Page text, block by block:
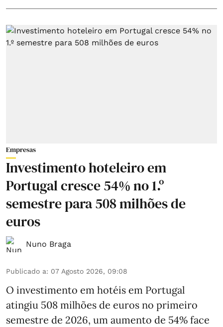
Empresas
Investimento hoteleiro em
Portugal cresce 54% no 1.º
semestre para 508 milhões de
euros
Nuno Braga
Publicado a: 07 Agosto 2026, 09:08
O investimento em hotéis em Portugal
atingiu 508 milhões de euros no primeiro
semestre de 2026, um aumento de 54% face